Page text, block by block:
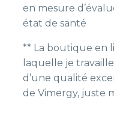
en mesure
état de santé
** La boutique en
laquelle je
d’une qualité
de Vimergy, juste